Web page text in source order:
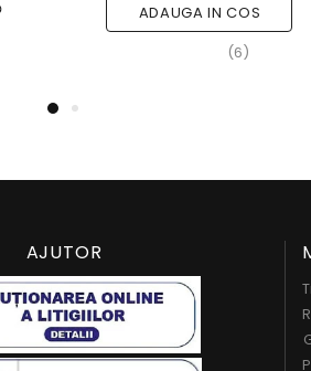
ADAUGA IN COS
(1)
AJUTOR